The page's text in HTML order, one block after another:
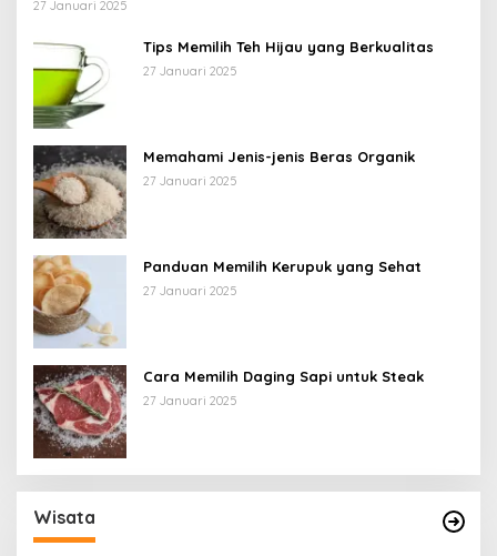
27 Januari 2025
Tips Memilih Teh Hijau yang Berkualitas
27 Januari 2025
Memahami Jenis-jenis Beras Organik
27 Januari 2025
Panduan Memilih Kerupuk yang Sehat
27 Januari 2025
Cara Memilih Daging Sapi untuk Steak
27 Januari 2025
Wisata